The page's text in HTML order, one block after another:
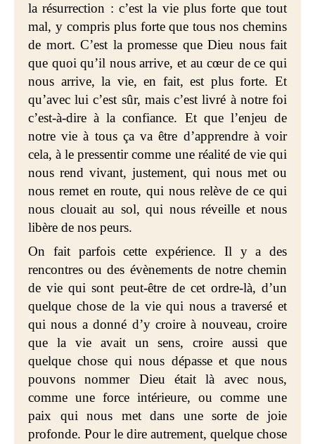
la résurrection : c’est la vie plus forte que tout
mal, y compris plus forte que tous nos chemins
de mort. C’est la promesse que Dieu nous fait
que quoi qu’il nous arrive, et au cœur de ce qui
nous arrive, la vie, en fait, est plus forte. Et
qu’avec lui c’est sûr, mais c’est livré à notre foi
c’est-à-dire à la confiance. Et que l’enjeu de
notre vie à tous ça va être d’apprendre à voir
cela, à le pressentir comme une réalité de vie qui
nous rend vivant, justement, qui nous met ou
nous remet en route, qui nous relève de ce qui
nous clouait au sol, qui nous réveille et nous
libère de nos peurs.
On fait parfois cette expérience. Il y a des
rencontres ou des évènements de notre chemin
de vie qui sont peut-être de cet ordre-là, d’un
quelque chose de la vie qui nous a traversé et
qui nous a donné d’y croire à nouveau, croire
que la vie avait un sens, croire aussi que
quelque chose qui nous dépasse et que nous
pouvons nommer Dieu était là avec nous,
comme une force intérieure, ou comme une
paix qui nous met dans une sorte de joie
profonde. Pour le dire autrement, quelque chose